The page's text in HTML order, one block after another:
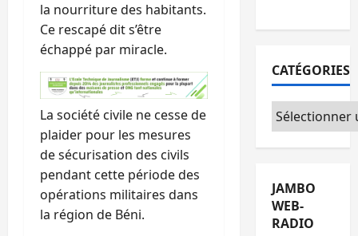
la nourriture des habitants.
Ce rescapé dit s’être
échappé par miracle.
La société civile ne cesse de
plaider pour les mesures
de sécurisation des civils
pendant cette période des
opérations militaires dans
la région de Béni.
CATÉGORIES
Catégories
JAMBO
WEB-
RADIO